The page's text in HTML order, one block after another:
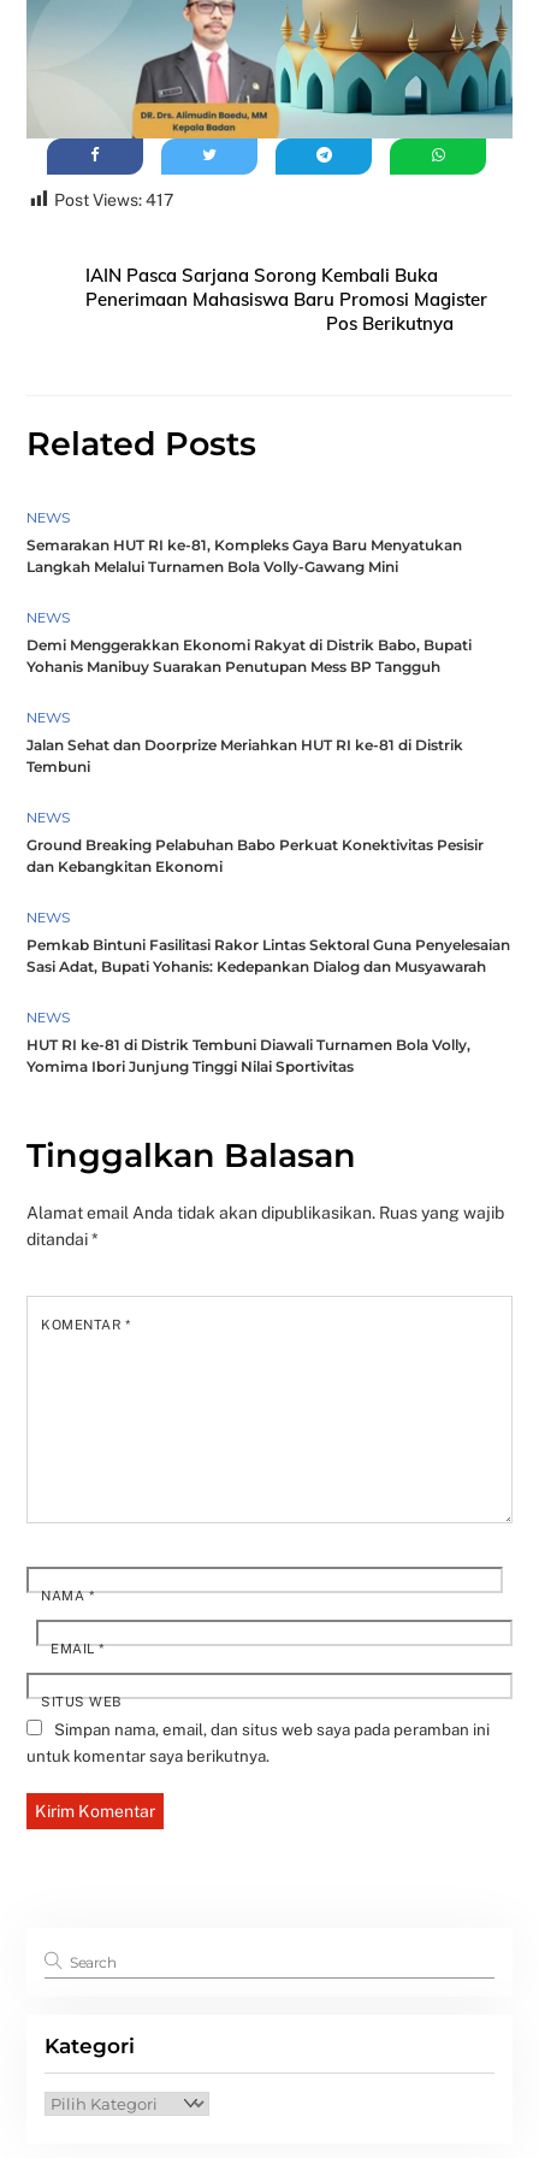
Post Views: 417
IAIN Pasca Sarjana Sorong Kembali Buka
Penerimaan Mahasiswa Baru Promosi Magister
Pos Berikutnya
Related Posts
NEWS
Semarakan HUT RI ke-81, Kompleks Gaya Baru Menyatukan
Langkah Melalui Turnamen Bola Volly-Gawang Mini
NEWS
Demi Menggerakkan Ekonomi Rakyat di Distrik Babo, Bupati
Yohanis Manibuy Suarakan Penutupan Mess BP Tangguh
NEWS
Jalan Sehat dan Doorprize Meriahkan HUT RI ke-81 di Distrik
Tembuni
NEWS
Ground Breaking Pelabuhan Babo Perkuat Konektivitas Pesisir
dan Kebangkitan Ekonomi
NEWS
Pemkab Bintuni Fasilitasi Rakor Lintas Sektoral Guna Penyelesaian
Sasi Adat, Bupati Yohanis: Kedepankan Dialog dan Musyawarah
NEWS
HUT RI ke-81 di Distrik Tembuni Diawali Turnamen Bola Volly,
Yomima Ibori Junjung Tinggi Nilai Sportivitas
Tinggalkan Balasan
Alamat email Anda tidak akan dipublikasikan. Ruas yang wajib
ditandai*
KOMENTAR*
NAMA*
EMAIL*
SITUS WEB
Simpan nama, email, dan situs web saya pada peramban ini
untuk komentar saya berikutnya.
Kategori
Kategori